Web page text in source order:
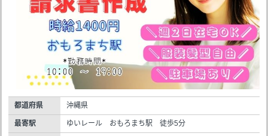
都道府県 沖縄県
最寄駅 ゆいレール おもろまち駅 徒歩5分